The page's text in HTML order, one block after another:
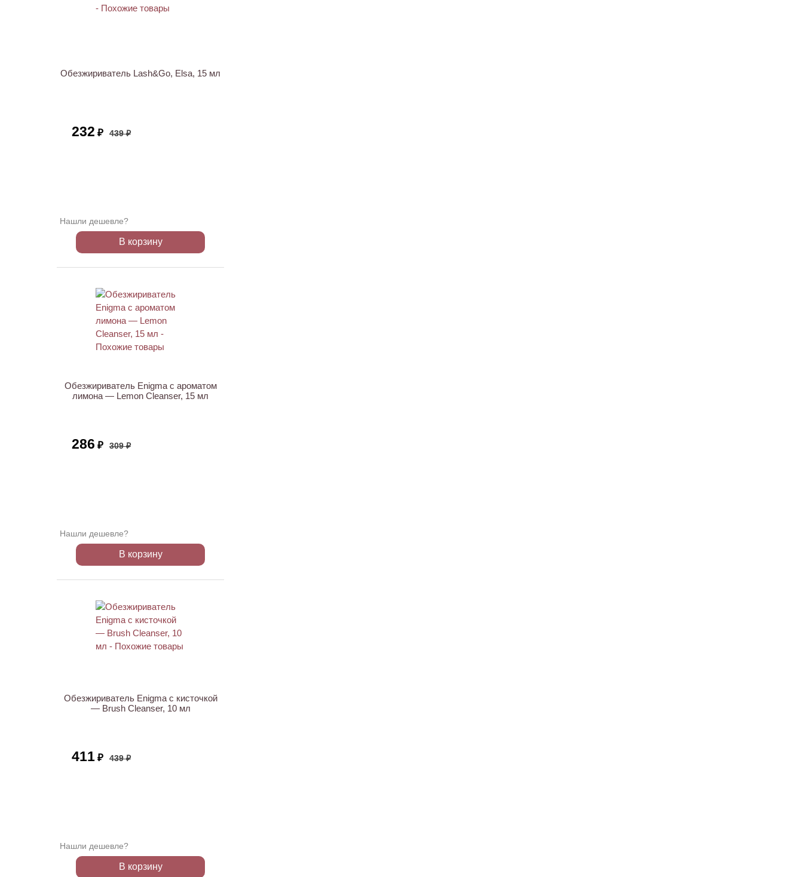
Обезжириватель Lash&Go, Elsa, 15 мл
232 ₽ 439 ₽
Нашли дешевле?
В корзину
Обезжириватель Enigma с ароматом
лимона — Lemon Cleanser, 15 мл
286 ₽ 309 ₽
Нашли дешевле?
В корзину
Обезжириватель Enigma с кисточкой
— Brush Cleanser, 10 мл
411 ₽ 439 ₽
Нашли дешевле?
В корзину